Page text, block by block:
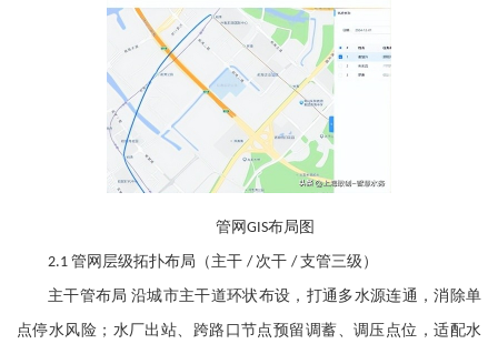
管网GIS布局图
2.1 管网层级拓扑布局（主干 / 次干 /支管三级）
主干管布局 沿城市主干道环状布设，打通多水源连通，消除单
点停水风险；水厂出站、跨路口节点预留调蓄、调压点位，适配水